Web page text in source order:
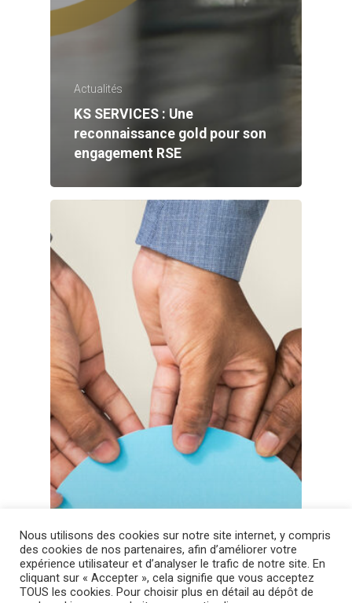
Actualités
KS SERVICES : Une
reconnaissance gold pour son
engagement RSE
Nous utilisons des cookies sur notre site internet, y compris
des cookies de nos partenaires, afin d’améliorer votre
expérience utilisateur et d’analyser le trafic de notre site. En
cliquant sur « Accepter », cela signifie que vous acceptez
TOUS les cookies. Pour choisir plus en détail au dépôt de